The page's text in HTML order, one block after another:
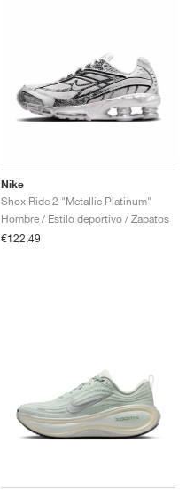
Nike
Shox Ride 2 "Metallic Platinum"
Hombre / Estilo deportivo / Zapatos
€122,49